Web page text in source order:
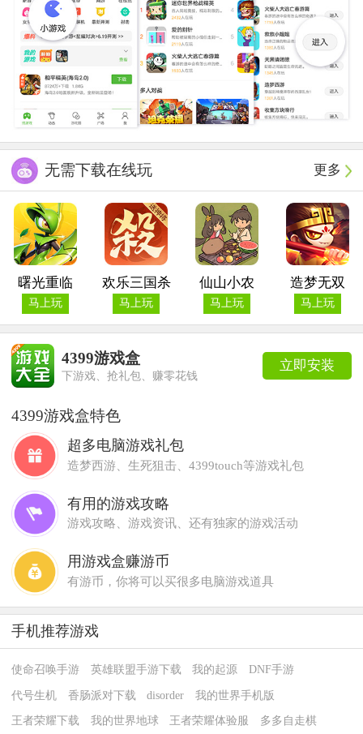
更多
无需下载在线玩
曙光重临
马上玩
欢乐三国杀
马上玩
仙山小农
马上玩
造梦无双
马上玩
立即安装
4399游戏盒
下游戏、抢礼包、赚零花钱
4399游戏盒特色
超多电脑游戏礼包
造梦西游、生死狙击、4399touch等游戏礼包
有用的游戏攻略
游戏攻略、游戏资讯、还有独家的游戏活动
用游戏盒赚游币
有游币，你将可以买很多电脑游戏道具
手机推荐游戏
使命召唤手游 英雄联盟手游下载 我的起源 DNF手游
代号生机 香肠派对下载 disorder 我的世界手机版
王者荣耀下载 我的世界地球 王者荣耀体验服 多多自走棋